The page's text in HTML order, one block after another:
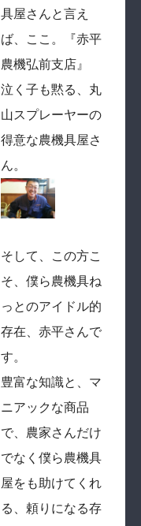
具屋さんと言え
ば、ここ。『赤平
農機弘前支店』
泣く子も黙る、丸
山スプレーヤーの
得意な農機具屋さ
ん。
そして、この方こ
そ、僕ら農機具ね
っとのアイドル的
存在、赤平さんで
す。
豊富な知識と、マ
ニアックな商品
で、農家さんだけ
でなく僕ら農機具
屋をも助けてくれ
る、頼りになる存